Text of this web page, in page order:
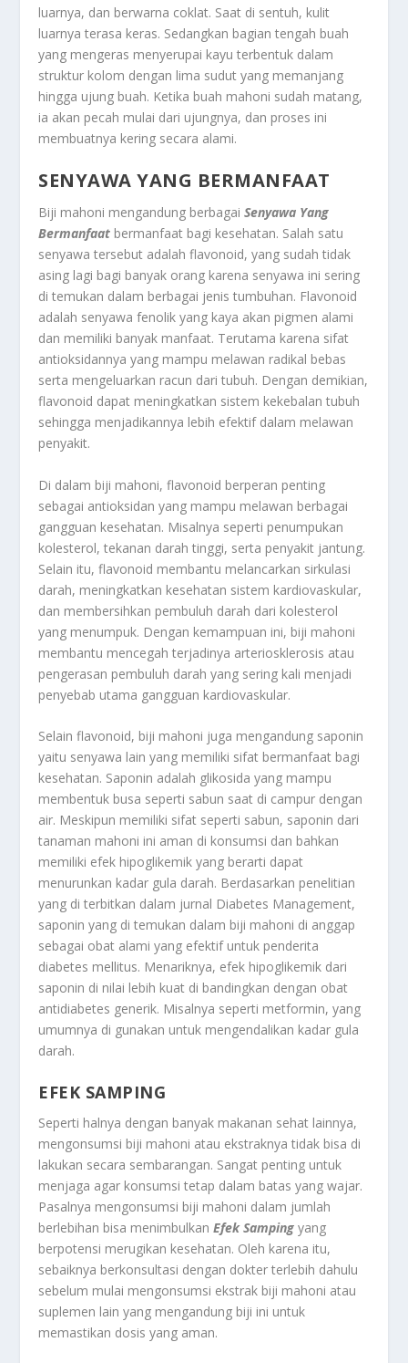
luarnya, dan berwarna coklat. Saat di sentuh, kulit
luarnya terasa keras. Sedangkan bagian tengah buah
yang mengeras menyerupai kayu terbentuk dalam
struktur kolom dengan lima sudut yang memanjang
hingga ujung buah. Ketika buah mahoni sudah matang,
ia akan pecah mulai dari ujungnya, dan proses ini
membuatnya kering secara alami.
SENYAWA YANG BERMANFAAT
Biji mahoni mengandung berbagaiSenyawa Yang
Bermanfaat bermanfaat bagi kesehatan. Salah satu
senyawa tersebut adalah flavonoid, yang sudah tidak
asing lagi bagi banyak orang karena senyawa ini sering
di temukan dalam berbagai jenis tumbuhan. Flavonoid
adalah senyawa fenolik yang kaya akan pigmen alami
dan memiliki banyak manfaat. Terutama karena sifat
antioksidannya yang mampu melawan radikal bebas
serta mengeluarkan racun dari tubuh. Dengan demikian,
flavonoid dapat meningkatkan sistem kekebalan tubuh
sehingga menjadikannya lebih efektif dalam melawan
penyakit.
Di dalam biji mahoni, flavonoid berperan penting
sebagai antioksidan yang mampu melawan berbagai
gangguan kesehatan. Misalnya seperti penumpukan
kolesterol, tekanan darah tinggi, serta penyakit jantung.
Selain itu, flavonoid membantu melancarkan sirkulasi
darah, meningkatkan kesehatan sistem kardiovaskular,
dan membersihkan pembuluh darah dari kolesterol
yang menumpuk. Dengan kemampuan ini, biji mahoni
membantu mencegah terjadinya arteriosklerosis atau
pengerasan pembuluh darah yang sering kali menjadi
penyebab utama gangguan kardiovaskular.
Selain flavonoid, biji mahoni juga mengandung saponin
yaitu senyawa lain yang memiliki sifat bermanfaat bagi
kesehatan. Saponin adalah glikosida yang mampu
membentuk busa seperti sabun saat di campur dengan
air. Meskipun memiliki sifat seperti sabun, saponin dari
tanaman mahoni ini aman di konsumsi dan bahkan
memiliki efek hipoglikemik yang berarti dapat
menurunkan kadar gula darah. Berdasarkan penelitian
yang di terbitkan dalam jurnal Diabetes Management,
saponin yang di temukan dalam biji mahoni di anggap
sebagai obat alami yang efektif untuk penderita
diabetes mellitus. Menariknya, efek hipoglikemik dari
saponin di nilai lebih kuat di bandingkan dengan obat
antidiabetes generik. Misalnya seperti metformin, yang
umumnya di gunakan untuk mengendalikan kadar gula
darah.
EFEK SAMPING
Seperti halnya dengan banyak makanan sehat lainnya,
mengonsumsi biji mahoni atau ekstraknya tidak bisa di
lakukan secara sembarangan. Sangat penting untuk
menjaga agar konsumsi tetap dalam batas yang wajar.
Pasalnya mengonsumsi biji mahoni dalam jumlah
berlebihan bisa menimbulkanEfek Samping yang
berpotensi merugikan kesehatan. Oleh karena itu,
sebaiknya berkonsultasi dengan dokter terlebih dahulu
sebelum mulai mengonsumsi ekstrak biji mahoni atau
suplemen lain yang mengandung biji ini untuk
memastikan dosis yang aman.